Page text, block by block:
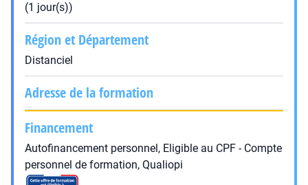
(1 jour(s))
Région et Département
Distanciel
Adresse de la formation
Financement
Autofinancement personnel, Eligible au CPF - Compte
personnel de formation, Qualiopi